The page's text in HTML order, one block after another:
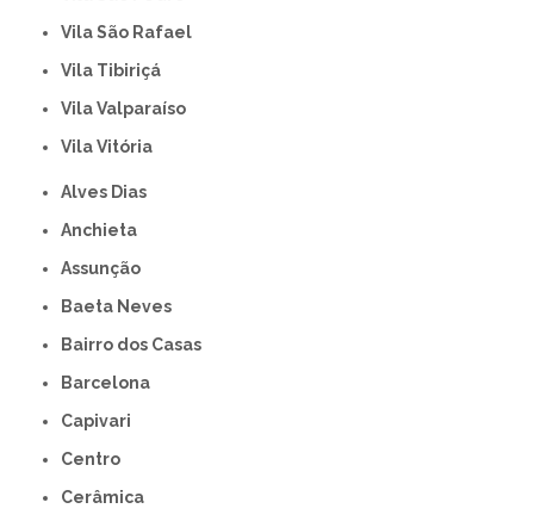
Vila São Rafael
Vila Tibiriçá
Vila Valparaíso
Vila Vitória
Alves Dias
Anchieta
Assunção
Baeta Neves
Bairro dos Casas
Barcelona
Capivari
Centro
Cerâmica